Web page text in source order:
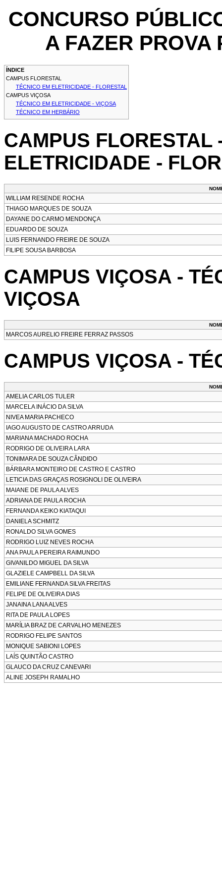
CONCURSO
A FAZER PROVA
ÍNDICE
CAMPUS FLORESTAL
TÉCNICO EM ELETRICIDADE - FLORESTAL
CAMPUS VIÇOSA
TÉCNICO EM ELETRICIDADE - VIÇOSA
TÉCNICO EM HERBÁRIO
CAMPUS FLORESTAL
ELETRICIDADE -
WILLIAM RESENDE ROCHA
THIAGO MARQUES DE SOUZA
DAYANE DO CARMO MENDONÇA
EDUARDO DE SOUZA
LUIS FERNANDO FREIRE DE SOUZA
FILIPE SOUSA BARBOSA
CAMPUS VIÇOSA -
VIÇOSA
MARCOS AURELIO FREIRE FERRAZ PASSOS
CAMPUS VIÇOSA -
AMELIA CARLOS TULER
MARCELA INÁCIO DA SILVA
NIVEA MARIA PACHECO
IAGO AUGUSTO DE CASTRO ARRUDA
MARIANA MACHADO ROCHA
RODRIGO DE OLIVEIRA LARA
TONIMARA DE SOUZA CÂNDIDO
BÁRBARA MONTEIRO DE CASTRO E CASTRO
LETICIA DAS GRAÇAS ROSIGNOLI DE OLIVEIRA
MAIANE DE PAULA ALVES
ADRIANA DE PAULA ROCHA
FERNANDA KEIKO KIATAQUI
DANIELA SCHMITZ
RONALDO SILVA GOMES
RODRIGO LUIZ NEVES ROCHA
ANA PAULA PEREIRA RAIMUNDO
GIVANILDO MIGUEL DA SILVA
GLAZIELE CAMPBELL DA SILVA
EMILIANE FERNANDA SILVA FREITAS
FELIPE DE OLIVEIRA DIAS
JANAINA LANA ALVES
RITA DE PAULA LOPES
MARÍLIA BRAZ DE CARVALHO MENEZES
RODRIGO FELIPE SANTOS
MONIQUE SABIONI LOPES
LAÍS QUINTÃO CASTRO
GLAUCO DA CRUZ CANEVARI
ALINE JOSEPH RAMALHO